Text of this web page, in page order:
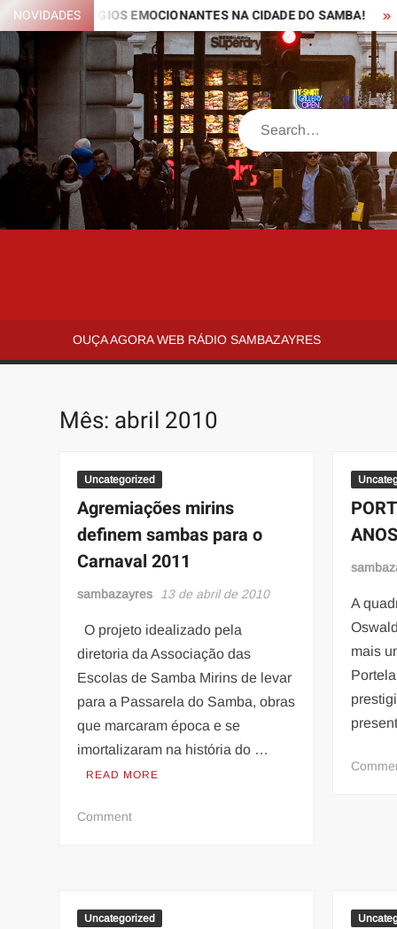
Skip
to
content
NOVIDADES
E ELOGIOS EMOCIONANTES NA CIDADE DO SAMBA!
Search
OUÇA AGORA WEB RÁDIO SAMBAZAYRES
Mês: abril 2010
Uncategorized
Agremiações mirins
definem sambas para o
Carnaval 2011
sambazayres 13 de abril de 2010
O projeto idealizado pela
diretoria da Associação das
Escolas de Samba Mirins de levar
para a Passarela do Samba, obras
que marcaram época e se
imortalizaram na história do …
READ MORE
Commenton
para
ANOS
A
mais
Uncategorized